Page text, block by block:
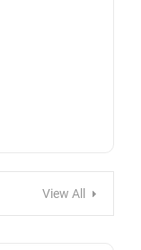
View All